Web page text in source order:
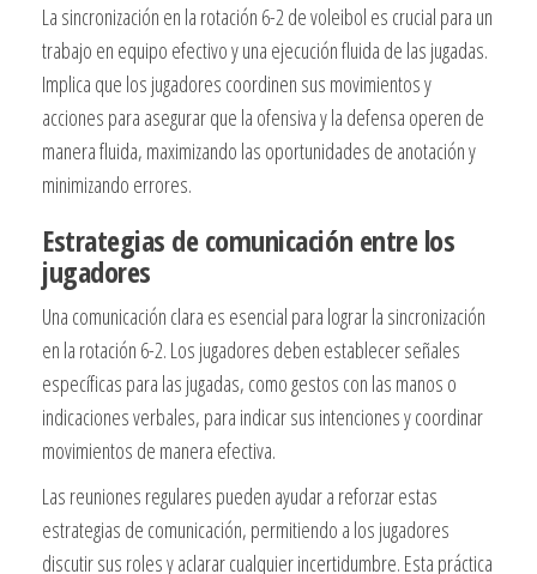
La sincronización en la rotación 6-2 de voleibol es crucial para un
trabajo en equipo efectivo y una ejecución fluida de las jugadas.
Implica que los jugadores coordinen sus movimientos y
acciones para asegurar que la ofensiva y la defensa operen de
manera fluida, maximizando las oportunidades de anotación y
minimizando errores.
Estrategias de comunicación entre los
jugadores
Una comunicación clara es esencial para lograr la sincronización
en la rotación 6-2. Los jugadores deben establecer señales
específicas para las jugadas, como gestos con las manos o
indicaciones verbales, para indicar sus intenciones y coordinar
movimientos de manera efectiva.
Las reuniones regulares pueden ayudar a reforzar estas
estrategias de comunicación, permitiendo a los jugadores
discutir sus roles y aclarar cualquier incertidumbre. Esta práctica